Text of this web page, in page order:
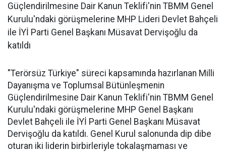
Güçlendirilmesine Dair Kanun Teklifi'nin TBMM Genel
Kurulu'ndaki görüşmelerine MHP Lideri Devlet Bahçeli
ile İYİ Parti Genel Başkanı Müsavat Dervişoğlu da
katıldı
"Terörsüz Türkiye" süreci kapsamında hazırlanan Milli
Dayanışma ve Toplumsal Bütünleşmenin
Güçlendirilmesine Dair Kanun Teklifi'nin TBMM Genel
Kurulu'ndaki görüşmelerine MHP Genel Başkanı
Devlet Bahçeli ile İYİ Parti Genel Başkanı Müsavat
Dervişoğlu da katıldı. Genel Kurul salonunda dip dibe
oturan iki liderin birbirleriyle tokalaşmaması ve